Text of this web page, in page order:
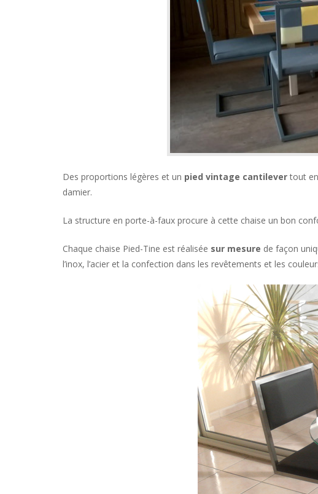
Des proportions légères et un pied vintage cantilevertout
damier.
La structure en porte-à-faux procure à cette chaise un bon
Chaque chaise Pied-Tine est réalisée sur mesure de façon
l’inox, l’acier et la confection dans les revêtements et les